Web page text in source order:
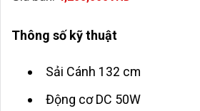
Thông số kỹ thuật
Sải Cánh 132 cm
Động cơ DC 50W